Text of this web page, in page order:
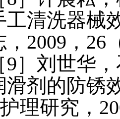
工清洗器械
2009，26
刘世华，
滑剂的防锈
护理研究，